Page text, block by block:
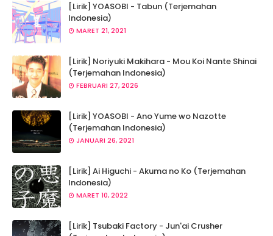
[Lirik] YOASOBI - Tabun (Terjemahan
Indonesia)
MARET 21, 2021
[Lirik] Noriyuki Makihara - Mou Koi Nante Shinai
(Terjemahan Indonesia)
FEBRUARI 27, 2026
[Lirik] YOASOBI - Ano Yume wo Nazotte
(Terjemahan Indonesia)
JANUARI 26, 2021
[Lirik] Ai Higuchi - Akuma no Ko (Terjemahan
Indonesia)
MARET 10, 2022
[Lirik] Tsubaki Factory - Jun'ai Crusher